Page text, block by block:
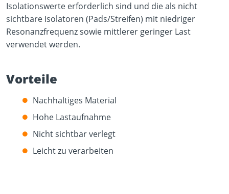
Isolationswerte erforderlich sind und die als nicht
sichtbare Isolatoren (Pads/Streifen) mit niedriger
Resonanzfrequenz sowie mittlerer geringer Last
verwendet werden.
Vorteile
Nachhaltiges Material
Hohe Lastaufnahme
Nicht sichtbar verlegt
Leicht zu verarbeiten